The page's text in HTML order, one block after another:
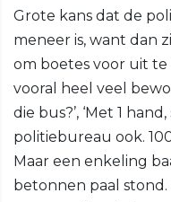
Grote kans dat de
meneer is, want dan
om boetes voor uit te
vooral heel veel
die bus?’, ‘Met 1
politiebureau ook.
Maar een enkeling
betonnen paal